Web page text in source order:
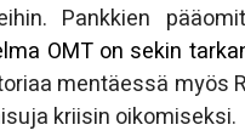
Pankkien
OMT on sekin
mentäessä myös
kriisin oikomiseksi.